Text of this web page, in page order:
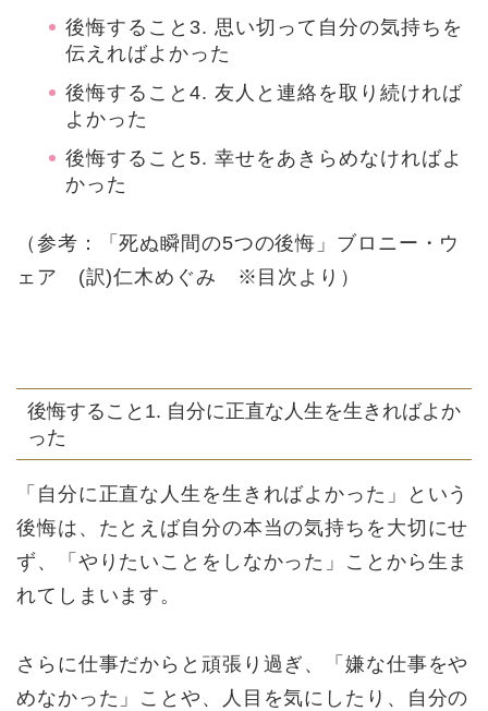
後悔すること3. 思い切って自分の気持ちを
伝えればよかった
後悔すること4. 友人と連絡を取り続ければ
よかった
後悔すること5. 幸せをあきらめなければよ
かった
（参考：「死ぬ瞬間の5つの後悔」ブロニー・ウ
ェア (訳)仁木めぐみ ※目次より）
後悔すること1. 自分に正直な人生を生きればよか
った
「自分に正直な人生を生きればよかった」という
後悔は、たとえば自分の本当の気持ちを大切にせ
ず、「やりたいことをしなかった」ことから生ま
れてしまいます。
さらに仕事だからと頑張り過ぎ、「嫌な仕事をや
めなかった」ことや、人目を気にしたり、自分の